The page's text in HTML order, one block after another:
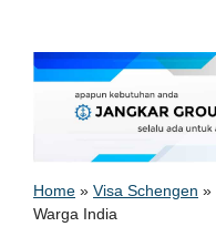
Home » Visa Schengen »
Warga India